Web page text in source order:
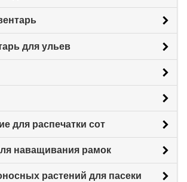
для ульев
для распечатки сот
наващивания рамок
растений для пасеки